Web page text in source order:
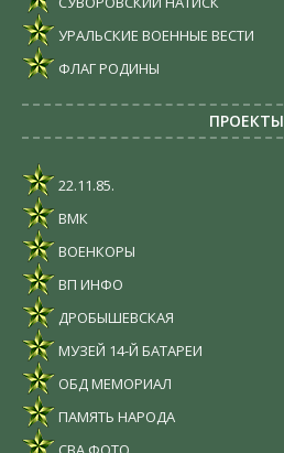
УРАЛЬСКИЕ ВОЕННЫЕ ВЕСТИ
ФЛАГ РОДИНЫ
ПРОЕКТЫ
22.11.85.
ВМК
ВОЕНКОРЫ
ВП ИНФО
ДРОБЫШЕВСКАЯ
МУЗЕЙ 14-Й БАТАРЕИ
ОБД МЕМОРИАЛ
ПАМЯТЬ НАРОДА